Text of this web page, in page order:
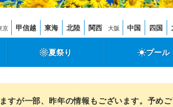
京 甲信越 東海 北陸 関西 大阪 中国 四国
夏祭り プール
すが一部、昨年の情報もございます。予めご